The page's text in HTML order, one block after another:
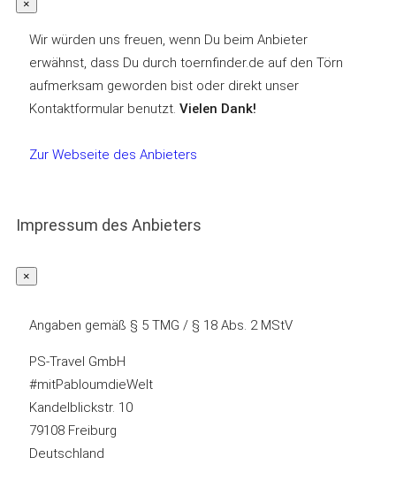
×
Wir würden uns freuen, wenn Du beim Anbieter
erwähnst, dass Du durch toernfinder.de auf den Törn
aufmerksam geworden bist oder direkt unser
Kontaktformular benutzt. Vielen Dank!
Zur Webseite des Anbieters
Impressum des Anbieters
×
Angaben gemäß § 5 TMG / § 18 Abs. 2 MStV
PS-Travel GmbH
#mitPabloumdieWelt
Kandelblickstr. 10
79108 Freiburg
Deutschland